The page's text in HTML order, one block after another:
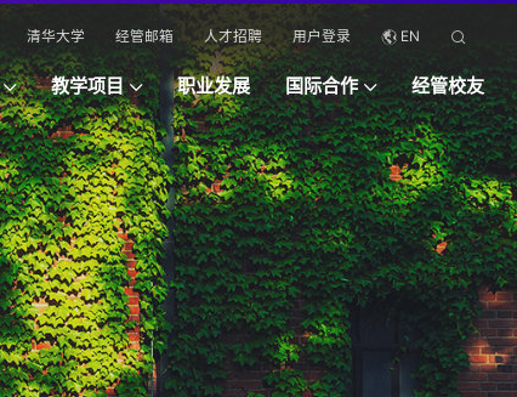
清华大学 经管邮箱 人才招聘 用户登录 EN
教学项目 职业发展 国际合作 经管校友